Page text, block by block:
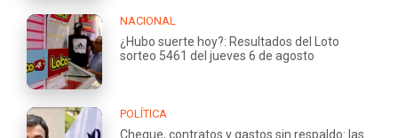
NACIONAL
¿Hubo suerte hoy?: Resultados del Loto
sorteo 5461 del jueves 6 de agosto
POLÍTICA
Cheque, contratos y gastos sin respaldo: las